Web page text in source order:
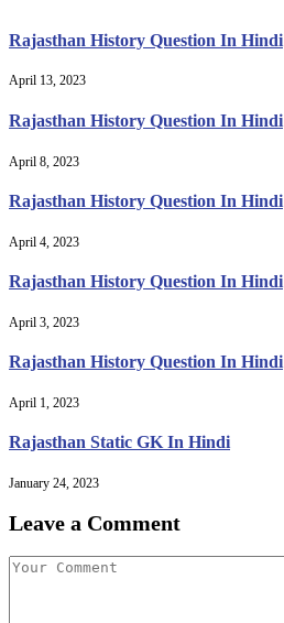
Rajasthan History Question In Hindi
April 13, 2023
Rajasthan History Question In Hindi
April 8, 2023
Rajasthan History Question In Hindi
April 4, 2023
Rajasthan History Question In Hindi
April 3, 2023
Rajasthan History Question In Hindi
April 1, 2023
Rajasthan Static GK In Hindi
January 24, 2023
Leave a Comment